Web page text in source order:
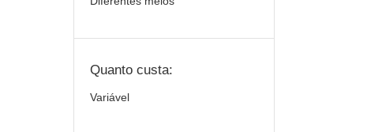
Quanto custa:
Variável